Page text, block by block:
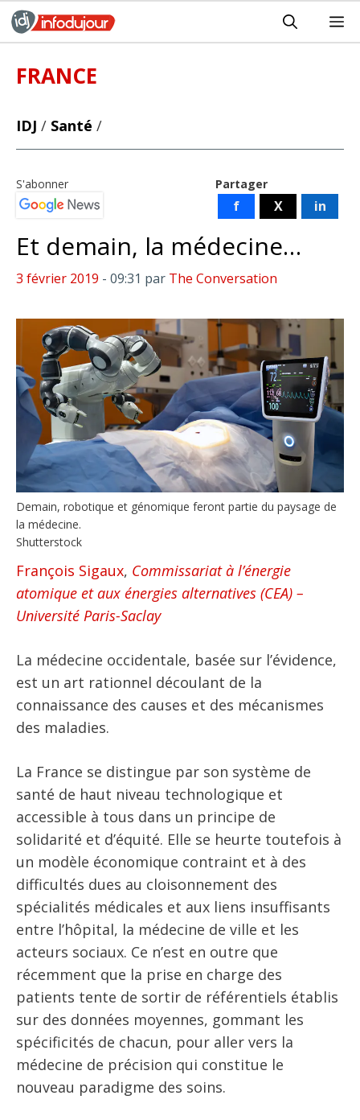
Aller
au
FRANCE
IDJ / Santé /
Partager
f X in
S'abonner
Et demain, la médecine…
3 février 2019 - 09:31 par The Conversation
Demain, robotique et génomique feront partie du paysage de
la médecine.
Shutterstock
François Sigaux, Commissariat à l’énergie
atomique et aux énergies alternatives (CEA) –
Université Paris-Saclay
La médecine occidentale, basée sur l’évidence,
est un art rationnel découlant de la
connaissance des causes et des mécanismes
des maladies.
La France se distingue par son système de
santé de haut niveau technologique et
accessible à tous dans un principe de
solidarité et d’équité. Elle se heurte toutefois à
un modèle économique contraint et à des
difficultés dues au cloisonnement des
spécialités médicales et aux liens insuffisants
entre l’hôpital, la médecine de ville et les
acteurs sociaux. Ce n’est en outre que
récemment que la prise en charge des
patients tente de sortir de référentiels établis
sur des données moyennes, gommant les
spécificités de chacun, pour aller vers la
médecine de précision qui constitue le
nouveau paradigme des soins.